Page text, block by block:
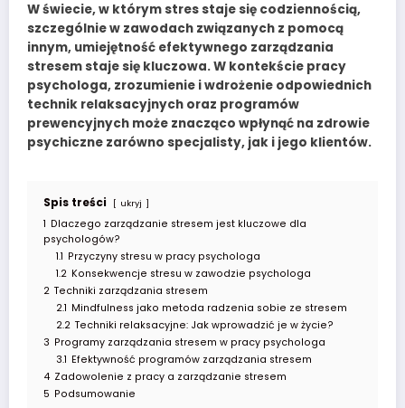
W świecie, w którym stres staje się codziennością,
szczególnie w zawodach związanych z pomocą
innym, umiejętność efektywnego zarządzania
stresem staje się kluczowa. W kontekście pracy
psychologa, zrozumienie i wdrożenie odpowiednich
technik relaksacyjnych oraz programów
prewencyjnych może znacząco wpłynąć na zdrowie
psychiczne zarówno specjalisty, jak i jego klientów.
Spis treści ukryj
1 Dlaczego zarządzanie stresem jest kluczowe dla
psychologów?
1.1 Przyczyny stresu w pracy psychologa
1.2 Konsekwencje stresu w zawodzie psychologa
2 Techniki zarządzania stresem
2.1 Mindfulness jako metoda radzenia sobie ze stresem
2.2 Techniki relaksacyjne: Jak wprowadzić je w życie?
3 Programy zarządzania stresem w pracy psychologa
3.1 Efektywność programów zarządzania stresem
4 Zadowolenie z pracy a zarządzanie stresem
5 Podsumowanie